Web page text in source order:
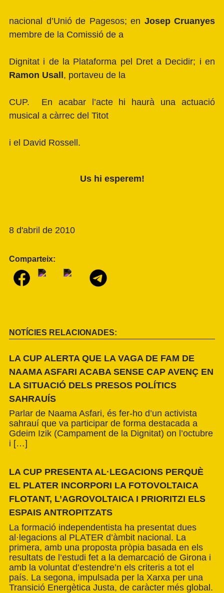
nacional d’Unió de Pagesos; en Josep Cruanyes
membre de la Comissió de a
Dignitat i de la Plataforma pel Dret a Decidir; i en
Ramon Usall , portaveu de la
CUP. En acabar l’acte hi haurà una actuació
musical a càrrec del Titot
i el David Rossell.
Us hi esperem!
8 d'abril de 2010
Comparteix:
NOTÍCIES RELACIONADES:
LA CUP ALERTA QUE LA VAGA DE FAM DE
NAAMA ASFARI ACABA SENSE CAP AVENÇ EN
LA SITUACIÓ DELS PRESOS POLÍTICS
SAHRAUÍS
Parlar de Naama Asfari, és fer-ho d’un activista
sahrauí que va participar de forma destacada a
Gdeim Izik (Campament de la Dignitat) on l’octubre
i […]
LA CUP PRESENTA AL·LEGACIONS PERQUÈ
EL PLATER INCORPORI LA FOTOVOLTAICA
FLOTANT, L’AGROVOLTAICA I PRIORITZI ELS
ESPAIS ANTROPITZATS
La formació independentista ha presentat dues
al·legacions al PLATER d’àmbit nacional. La
primera, amb una proposta pròpia basada en els
resultats de l’estudi fet a la demarcació de Girona i
amb la voluntat d’estendre’n els criteris a tot el
país. La segona, impulsada per la Xarxa per una
Transició Energètica Justa, de caràcter més global.